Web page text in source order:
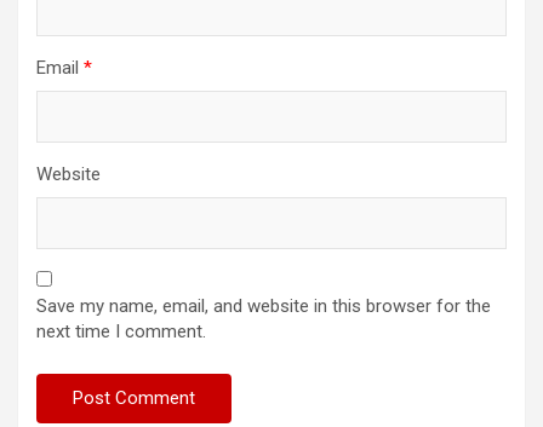
Email *
Website
Save my name, email, and website in this browser for the
next time I comment.